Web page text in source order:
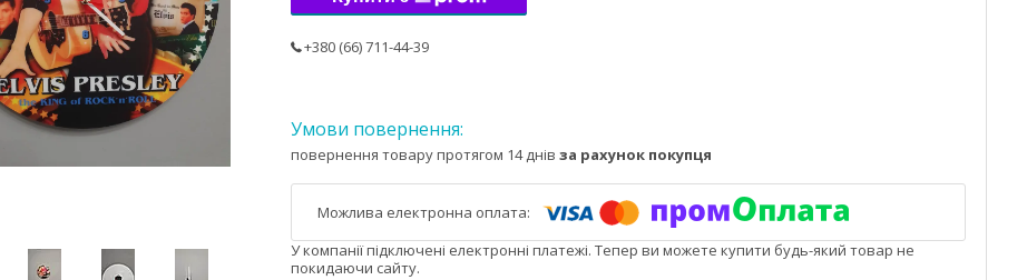
+380 (66) 711-44-39
повернення товару протягом 14 днів за рахунок покупця
У компанії підключені електронні платежі. Тепер ви можете купити будь-який товар не
покидаючи сайту.